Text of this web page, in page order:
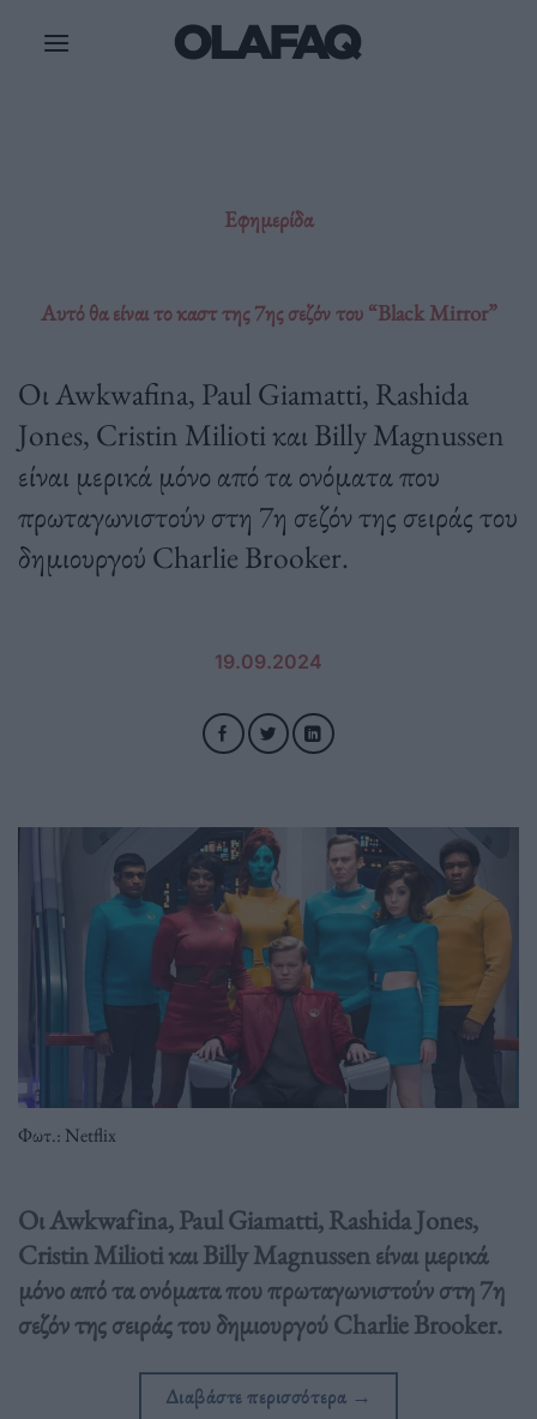
Εφημερίδα
Αυτό θα είναι το καστ της 7ης σεζόν του “Black Mirror”
Οι Awkwafina, Paul Giamatti, Rashida
Jones, Cristin Milioti και Billy Magnussen
είναι μερικά μόνο από τα ονόματα που
πρωταγωνιστούν στη 7η σεζόν της σειράς του
δημιουργού Charlie Brooker.
19.09.2024
Φωτ.: Netflix
Οι Awkwafina, Paul Giamatti, Rashida Jones,
Cristin Milioti και Billy Magnussen είναι μερικά
μόνο από τα ονόματα που πρωταγωνιστούν στη 7η
σεζόν της σειράς του δημιουργού Charlie Brooker.
Διαβάστε περισσότερα →